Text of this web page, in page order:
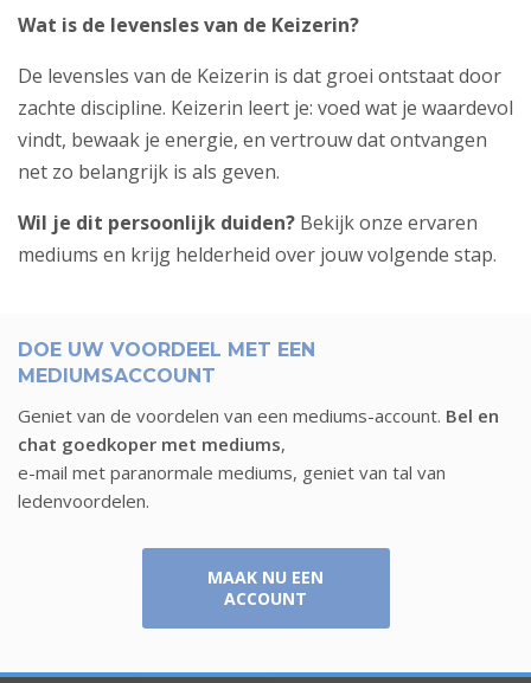
Wat is de levensles van de Keizerin?
De levensles van de Keizerin is dat groei ontstaat door
zachte discipline. Keizerin leert je: voed wat je waardevol
vindt, bewaak je energie, en vertrouw dat ontvangen
net zo belangrijk is als geven.
Wil je dit persoonlijk duiden? Bekijkonze ervaren
mediums en krijg helderheid over jouw volgende stap.
DOE UW VOORDEEL MET EEN
MEDIUMSACCOUNT
Geniet van de voordelen van een mediums-account. Bel en
chat goedkoper met mediums,
e-mail met paranormale mediums, geniet van tal van
ledenvoordelen.
MAAK NU EEN
ACCOUNT